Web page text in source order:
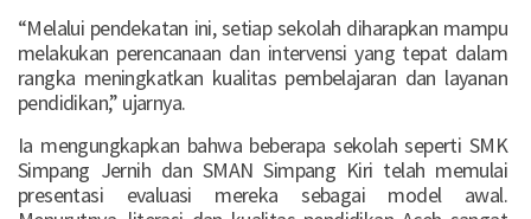
“Melalui pendekatan ini, setiap sekolah diharapkan mampu
melakukan perencanaan dan intervensi yang tepat dalam
rangka meningkatkan kualitas pembelajaran dan layanan
pendidikan,” ujarnya.
Ia mengungkapkan bahwa beberapa sekolah seperti SMK
Simpang Jernih dan SMAN Simpang Kiri telah memulai
presentasi evaluasi mereka sebagai model awal.